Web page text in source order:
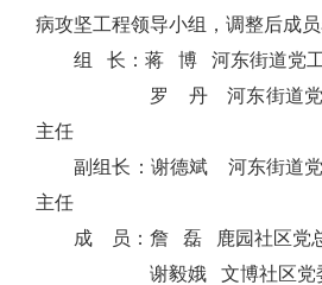
数据专题
病攻坚工程领导小组，调整后成员
组
长： 蒋 博 河东街道党
罗
丹 河东街道
主任
副组长： 谢德斌 河东街道
主任
成
员： 詹 磊
鹿园社区党
谢毅娥
文博社区党